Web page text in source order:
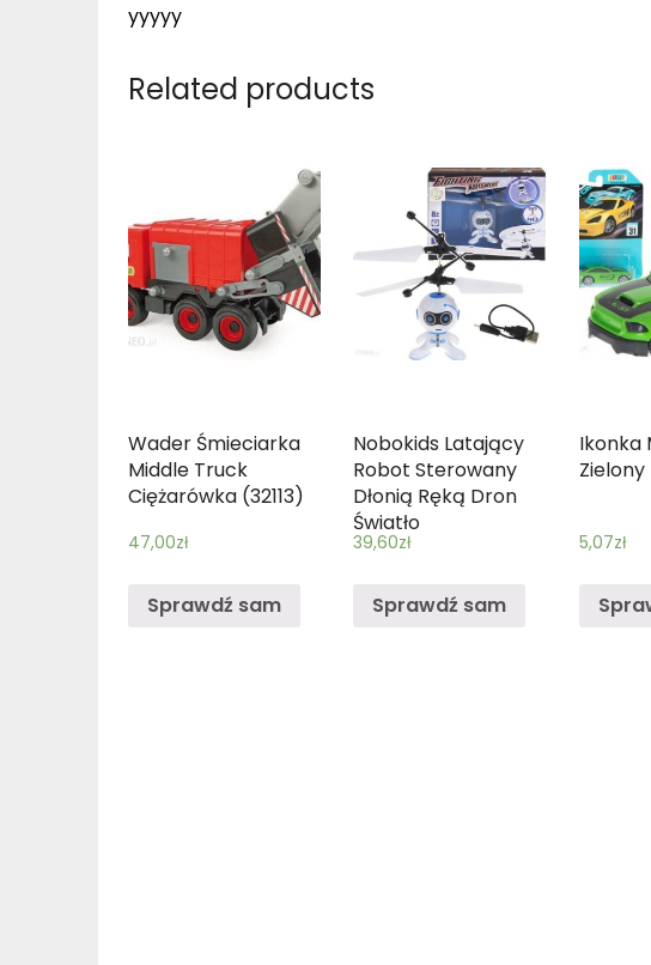
yyyyy
Related products
Wader Śmieciarka
Middle Truck
Ciężarówka (32113)
47,00zł
Sprawdź sam
Nobokids Latający
Robot Sterowany
Dłonią Ręką Dron
Światło
39,60zł
Sprawdź sam
Ikonka
5,07zł